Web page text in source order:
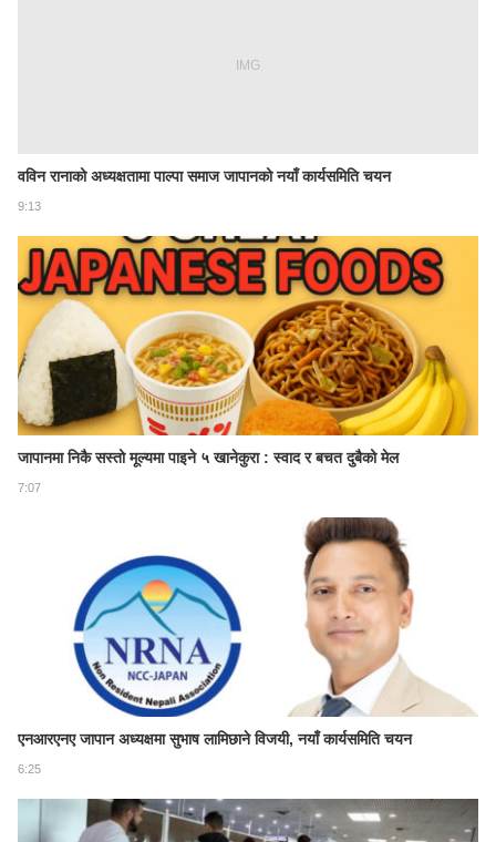
IMG
वविन रानाको अध्यक्षतामा पाल्पा समाज जापानको नयाँ कार्यसमिति चयन
9:13
जापानमा निकै सस्तो मूल्यमा पाइने ५ खानेकुरा : स्वाद र बचत दुबैको मेल
7:07
एनआरएनए जापान अध्यक्षमा सुभाष लामिछाने विजयी, नयाँ कार्यसमिति चयन
6:25